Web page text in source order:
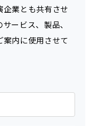
企業とも共有させ
ービス、製品、
内に使用させて